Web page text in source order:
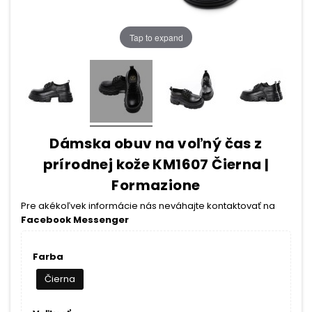
Tap to expand
Dámska obuv na voľný čas z
prírodnej kože KM1607 Čierna |
Formazione
Pre akékoľvek informácie nás neváhajte kontaktovať na
Facebook Messenger
Farba
Čierna